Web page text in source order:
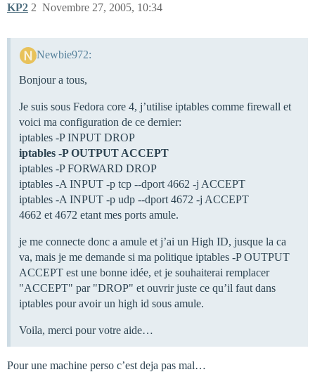
KP2 Novembre 27, 2005, 10:34
2
Newbie972:
Bonjour a tous,
Je suis sous Fedora core 4, j’utilise iptables comme firewall et
voici ma configuration de ce dernier:
iptables -P INPUT DROP
iptables -P OUTPUT ACCEPT
iptables -P FORWARD DROP
iptables -A INPUT -p tcp --dport 4662 -j ACCEPT
iptables -A INPUT -p udp --dport 4672 -j ACCEPT
4662 et 4672 etant mes ports amule.
je me connecte donc a amule et j’ai un High ID, jusque la ca
va, mais je me demande si ma politique iptables -P OUTPUT
ACCEPT est une bonne idée, et je souhaiterai remplacer
"ACCEPT" par "DROP" et ouvrir juste ce qu’il faut dans
iptables pour avoir un high id sous amule.
Voila, merci pour votre aide…
Pour une machine perso c’est deja pas mal…